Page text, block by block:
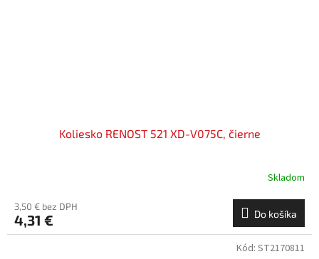
Koliesko RENOST 521 XD-V075C, čierne
Skladom
3,50 € bez DPH
4,31 € Do košíka
Kód: ST2170811